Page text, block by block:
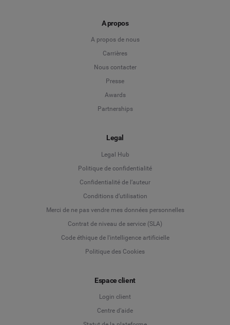
A propos
A propos de nous
Carrières
Nous contacter
Presse
Awards
Partnerships
Legal
Legal Hub
Politique de confidentialité
Confidentialité de l’auteur
Conditions d’utilisation
Merci de ne pas vendre mes données personnelles
Contrat de niveau de service (SLA)
Code éthique de l'intelligence artificielle
Politique des Cookies
Espace client
Login client
Centre d’aide
Deutsch